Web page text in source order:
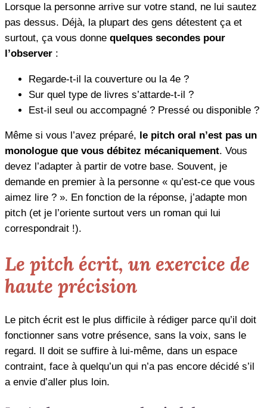
Lorsque la personne arrive sur votre stand, ne lui sautez
pas dessus. Déjà, la plupart des gens détestent ça et
surtout, ça vous donne quelques secondes pour
l’observer :
Regarde-t-il la couverture ou la 4e ?
Sur quel type de livres s’attarde-t-il ?
Est-il seul ou accompagné ? Pressé ou disponible ?
Même si vous l’avez préparé, le pitch oral n’est pas un
monologue que vous débitez mécaniquement. Vous
devez l’adapter à partir de votre base. Souvent, je
demande en premier à la personne « qu’est-ce que vous
aimez lire ? ». En fonction de la réponse, j’adapte mon
pitch (et je l’oriente surtout vers un roman qui lui
correspondrait !).
Le pitch écrit, un exercice de
haute précision
Le pitch écrit est le plus difficile à rédiger parce qu’il doit
fonctionner sans votre présence, sans la voix, sans le
regard. Il doit se suffire à lui-même, dans un espace
contraint, face à quelqu’un qui n’a pas encore décidé s’il
a envie d’aller plus loin.